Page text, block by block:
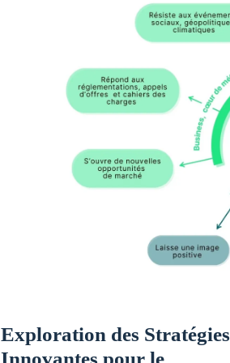
Exploration des Stratégies